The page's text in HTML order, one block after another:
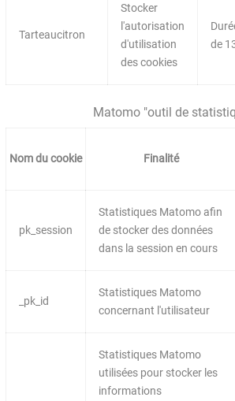
Tarteaucitron
Stocker
l'autorisation
d'utilisation
des cookies
de
Matomo "outil de
Nom du cookie Finalité
pk_session
Statistiques Matomo afin
de stocker des données
dans la session en cours
_pk_id
Statistiques Matomo
concernant l'utilisateur
Statistiques Matomo
utilisées pour stocker les
informations